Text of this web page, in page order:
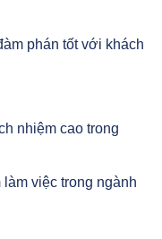
phán tốt với khách
nhiệm cao trong
việc trong ngành